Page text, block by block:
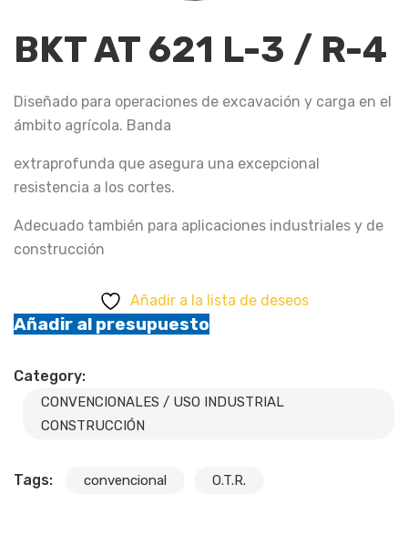
BKT AT 621 L-3 / R-4
Diseñado para operaciones de excavación y carga en el
ámbito agrícola. Banda
extraprofunda que asegura una excepcional
resistencia a los cortes.
Adecuado también para aplicaciones industriales y de
construcción
Añadir a la lista de deseos
Añadir al presupuesto
Category:
CONVENCIONALES / USO INDUSTRIAL
CONSTRUCCIÓN
Tags: convencional O.T.R.